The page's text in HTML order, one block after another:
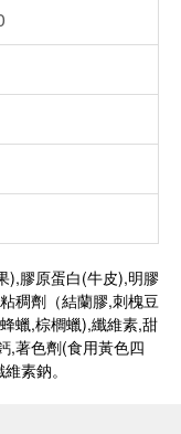
),膠原蛋白(牛皮),明膠
稠劑（結蘭膠,刺槐豆
蠟,棕櫚蠟),纖維素,甜
,著色劑(食用黃色四
素鈉。